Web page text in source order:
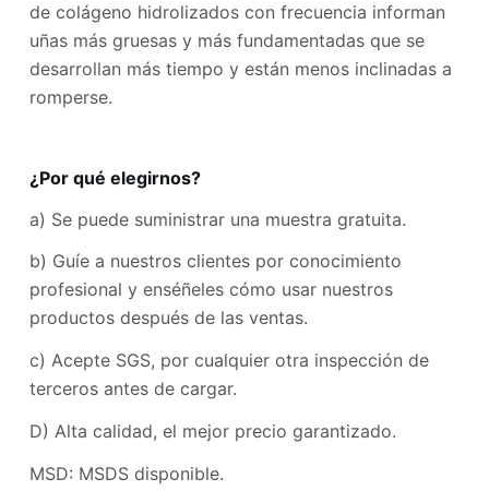
de colágeno hidrolizados con frecuencia informan
uñas más gruesas y más fundamentadas que se
desarrollan más tiempo y están menos inclinadas a
romperse.
¿Por qué elegirnos?
a) Se puede suministrar una muestra gratuita.
b) Guíe a nuestros clientes por conocimiento
profesional y enséñeles cómo usar nuestros
productos después de las ventas.
c) Acepte SGS, por cualquier otra inspección de
terceros antes de cargar.
D) Alta calidad, el mejor precio garantizado.
MSD: MSDS disponible.